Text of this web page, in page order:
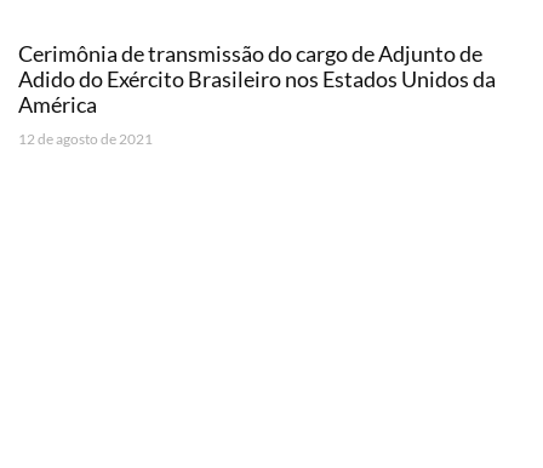
Cerimônia de transmissão do cargo de Adjunto de
Adido do Exército Brasileiro nos Estados Unidos da
América
12 de agosto de 2021